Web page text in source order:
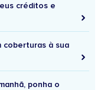
créditos e
coberturas à sua
ponha o